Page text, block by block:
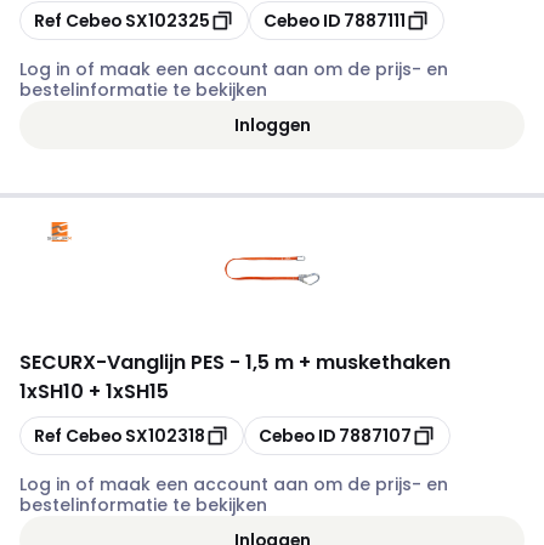
Kopiëren
Ref Cebeo SX102325 Kopiëren
Cebeo ID 7887111
Log in of maak een account aan om de prijs- en
bestelinformatie te bekijken
Inloggen
SECURX-Vanglijn PES - 1,5 m + muskethaken
1xSH10 + 1xSH15
Kopiëren
Ref Cebeo SX102318 Kopiëren
Cebeo ID 7887107
Log in of maak een account aan om de prijs- en
bestelinformatie te bekijken
Inloggen